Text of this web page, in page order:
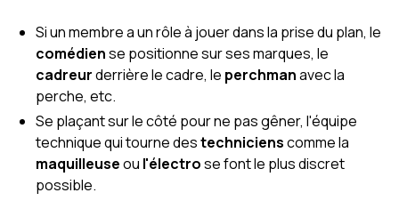
Si un membre a un rôle à jouer dans la prise du plan, le
comédiense positionne sur ses marques, le
cadreurderrière le cadre, le perchmanavec la
perche, etc.
Se plaçant sur le côté pour ne pas gêner, l'équipe
technique qui tourne destechnicienscomme la
maquilleuseou l'électrose font le plus discret
possible.